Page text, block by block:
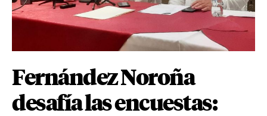
Fernández Noroña
desafía las encuestas: